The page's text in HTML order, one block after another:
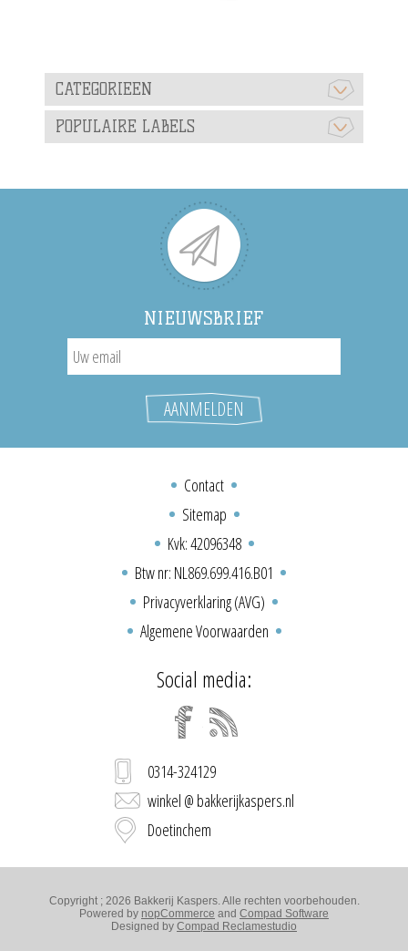
CATEGORIEEN
POPULAIRE LABELS
NIEUWSBRIEF
Contact
Sitemap
Kvk: 42096348
Btw nr: NL869.699.416.B01
Privacyverklaring (AVG)
Algemene Voorwaarden
Social media:
0314-324129
winkel @ bakkerijkaspers.nl
Doetinchem
Copyright ; 2026 Bakkerij Kaspers. Alle rechten voorbehouden.
Powered by nopCommerce and Compad Software
Designed by Compad Reclamestudio